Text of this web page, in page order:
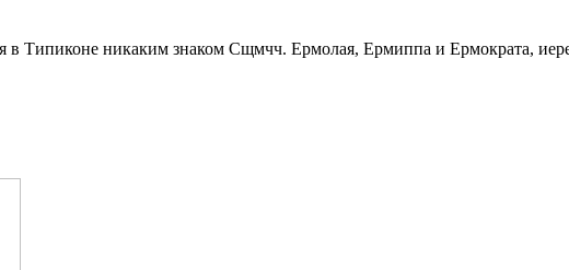
Сщмчч. Ермолая, Ермиппа и Ермократа,